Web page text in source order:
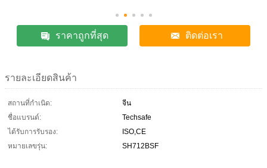
ราคาถูกที่สุด ติดต่อเรา
รายละเอียดสินค้า
สถานที่กำเนิด:
จีน
ชื่อแบรนด์:
Techsafe
ได้รับการรับรอง:
ISO,CE
หมายเลขรุ่น:
SH712BSF